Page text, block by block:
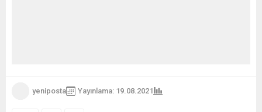
yeniposta Yayınlama: 19.08.2021